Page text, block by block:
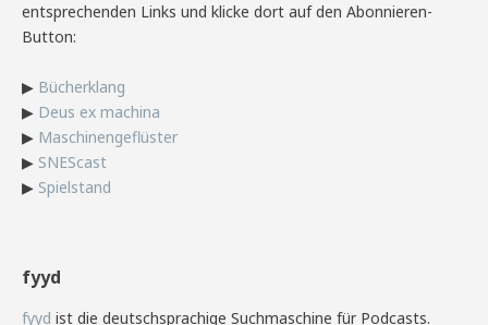
entsprechenden Links und klicke dort auf den Abonnieren-
Button:
▶ Bücherklang
▶ Deus ex machina
▶ Maschinengeflüster
▶ SNEScast
▶ Spielstand
fyyd
fyyd ist die deutschsprachige Suchmaschine für Podcasts.